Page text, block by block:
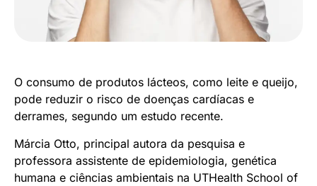
O consumo de produtos lácteos, como leite e queijo,
pode reduzir o risco de doenças cardíacas e
derrames, segundo um estudo recente.
Márcia Otto, principal autora da pesquisa e
professora assistente de epidemiologia, genética
humana e ciências ambientais na UTHealth School of